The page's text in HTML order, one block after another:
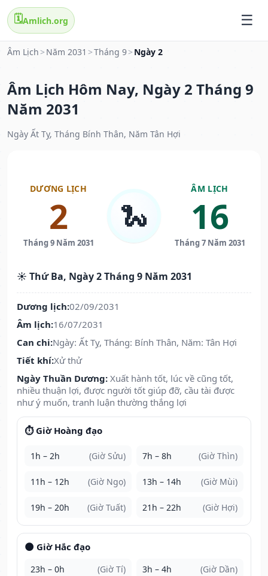
🗓️Amlich.org
Âm Lịch > Năm 2031 >Tháng 9> Ngày 2
Âm Lịch Hôm Nay, Ngày 2 Tháng 9
Năm 2031
Ngày Ất Tỵ, Tháng Bính Thân, Năm Tân Hợi
DƯƠNG LỊCH
2
Tháng 9 Năm 2031
🐍
ÂM LỊCH
16
Tháng 7 Năm 2031
☀️ Thứ Ba, Ngày 2 Tháng 9 Năm 2031
Dương lịch:02/09/2031
Âm lịch:16/07/2031
Can chi:Ngày: Ất Tỵ, Tháng: Bính Thân, Năm: Tân Hợi
Tiết khí:Xử thử
Ngày Thuần Dương: Xuất hành tốt, lúc về cũng tốt,
nhiều thuận lợi, được người tốt giúp đỡ, cầu tài được
như ý muốn, tranh luận thường thắng lợi
⏱️ Giờ Hoàng đạo
1h – 2h (Giờ Sửu) 7h – 8h (Giờ Thìn)
11h – 12h (Giờ Ngọ) 13h – 14h (Giờ Mùi)
19h – 20h (Giờ Tuất) 21h – 22h (Giờ Hợi)
🌑 Giờ Hắc đạo
23h – 0h (Giờ Tí) 3h – 4h (Giờ Dần)